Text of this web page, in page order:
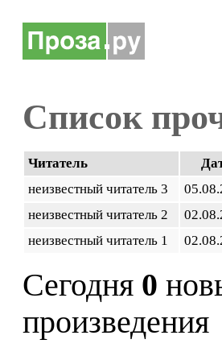
Список
Читатель
неизвестный читатель 3
неизвестный читатель 2
неизвестный читатель 1
Сегодня 0
произведения